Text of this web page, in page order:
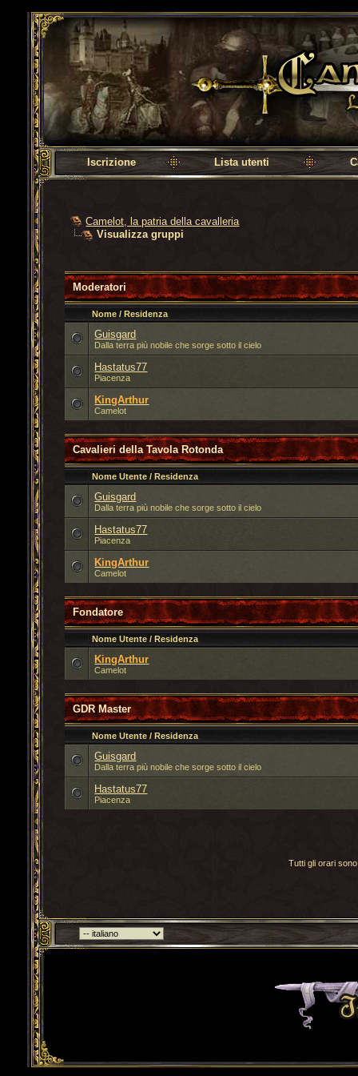
Camelot, la patria della cavalleria
Iscrizione Lista utenti
Camelot, la patria della cavalleria
Visualizza gruppi
Moderatori
Nome / Residenza
Guisgard
Dalla terra più nobile che sorge sotto il cielo
Hastatus77
Piacenza
KingArthur
Camelot
Cavalieri della Tavola Rotonda
Nome Utente / Residenza
Guisgard
Dalla terra più nobile che sorge sotto il cielo
Hastatus77
Piacenza
KingArthur
Camelot
Fondatore
Nome Utente / Residenza
KingArthur
Camelot
GDR Master
Nome Utente / Residenza
Guisgard
Dalla terra più nobile che sorge sotto il cielo
Hastatus77
Piacenza
Tutti gli orari
Torna indietro